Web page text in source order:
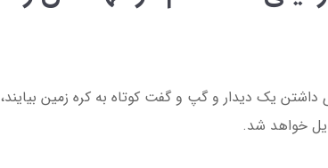
داشتن یک دیدار و گپ و گفت کوتاه به کره زمین بیایند،
خواهد شد.